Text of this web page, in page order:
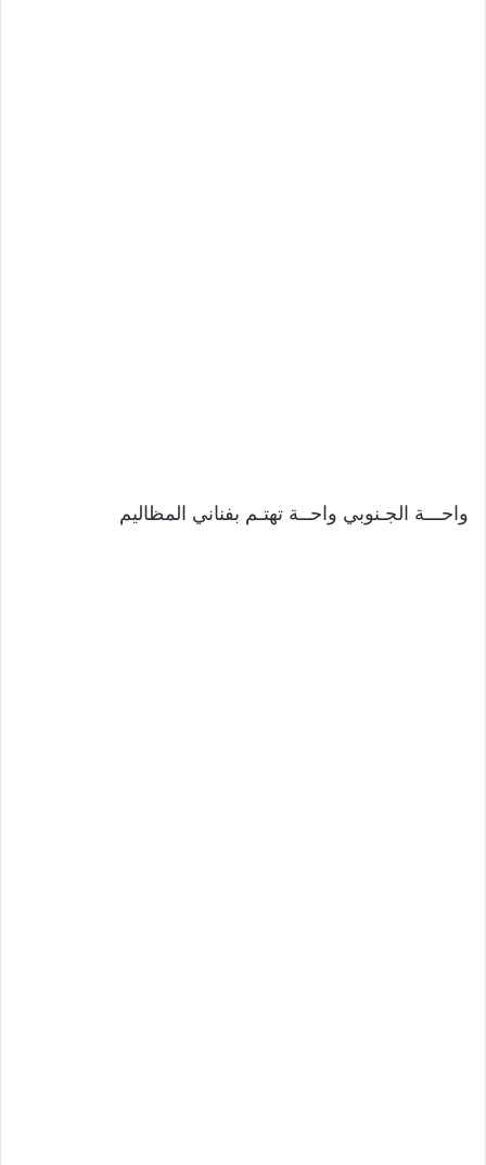
واحـــة الجـنوبي واحــة تهتـم بفناني المظاليم